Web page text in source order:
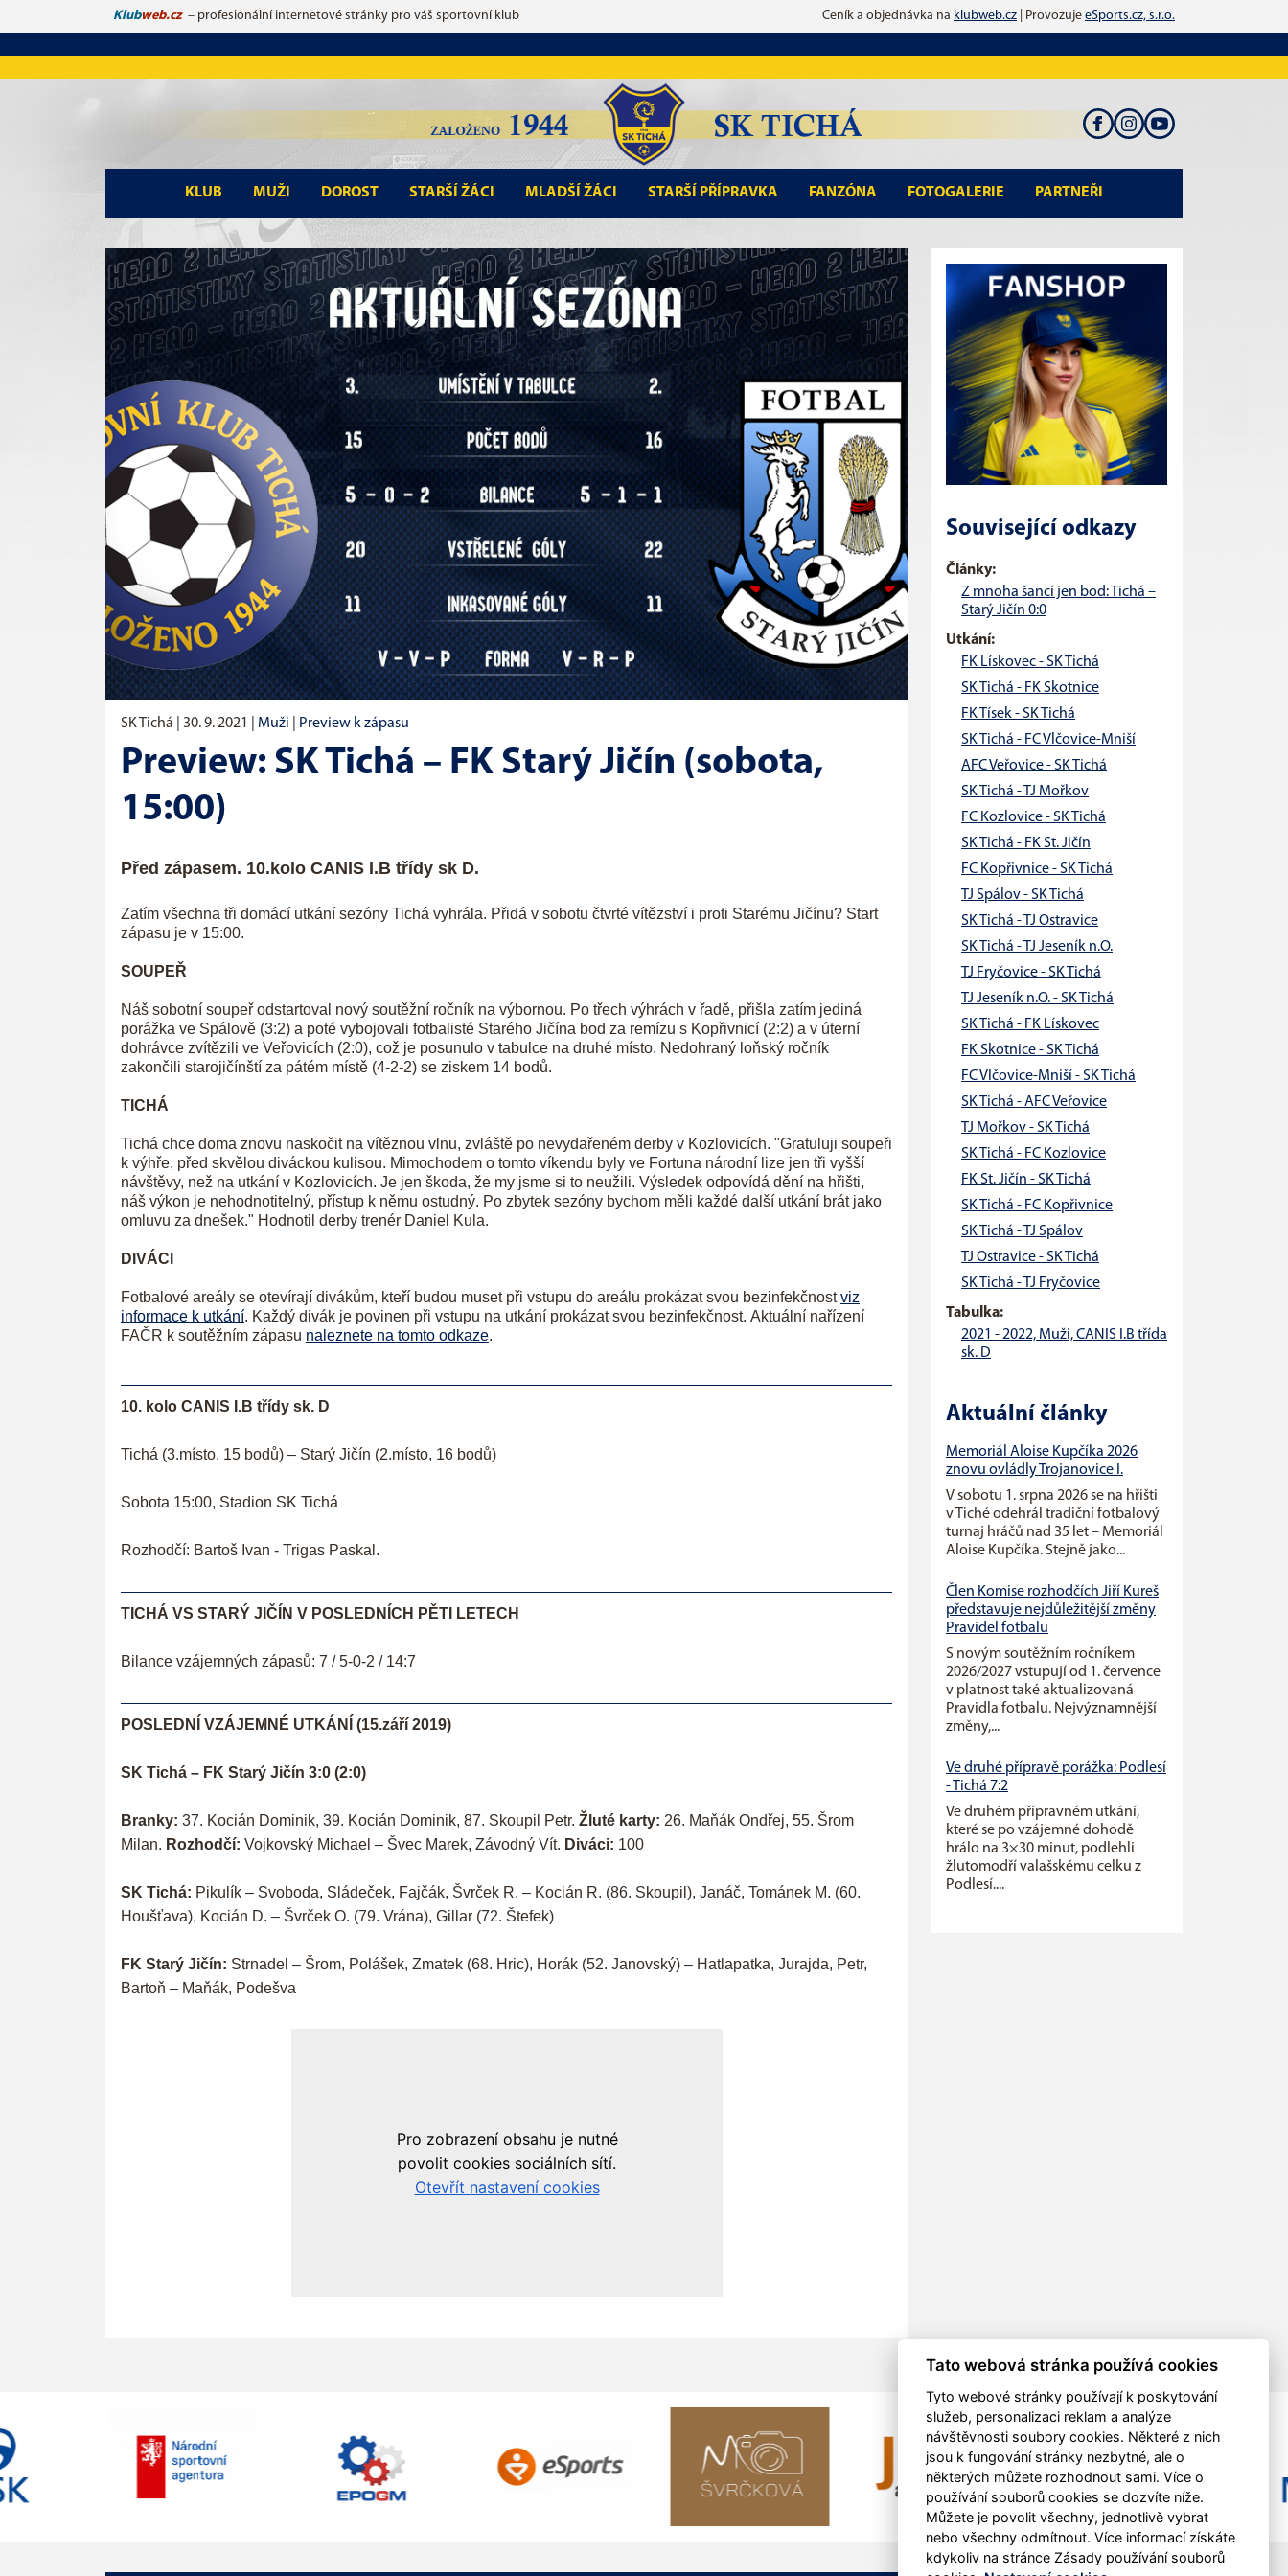
Klubweb.cz – profesionální internetové stránky pro váš sportovní klub Ceník a objednávka na klubweb.cz | Provozuje eSports.cz, s.r.o.
KLUB MUŽI DOROST STARŠÍ ŽÁCI MLADŠÍ ŽÁCI STARŠÍ PŘÍPRAVKA FANZÓNA FOTOGALERIE PARTNEŘI
SK Tichá | 30. 9. 2021 Muži Preview k zápasu
Preview: SK Tichá – FK Starý Jičín (sobota,
15:00)
Před zápasem. 10.kolo CANIS I.B třídy sk D.
Zatím všechna tři domácí utkání sezóny Tichá vyhrála. Přidá v sobotu čtvrté vítězství i proti Starému Jičínu? Start
zápasu je v 15:00.
SOUPEŘ
Náš sobotní soupeř odstartoval nový soutěžní ročník na výbornou. Po třech výhrách v řadě, přišla zatím jediná
porážka ve Spálově (3:2) a poté vybojovali fotbalisté Starého Jičína bod za remízu s Kopřivnicí (2:2) a v úterní
dohrávce zvítězili ve Veřovicích (2:0), což je posunulo v tabulce na druhé místo. Nedohraný loňský ročník
zakončili starojičínští za pátém místě (4-2-2) se ziskem 14 bodů.
TICHÁ
Tichá chce doma znovu naskočit na vítěznou vlnu, zvláště po nevydařeném derby v Kozlovicích. "Gratuluji soupeři
k výhře, před skvělou diváckou kulisou. Mimochodem o tomto víkendu byly ve Fortuna národní lize jen tři vyšší
návštěvy, než na utkání v Kozlovicích. Je jen škoda, že my jsme si to neužili. Výsledek odpovídá dění na hřišti,
náš výkon je nehodnotitelný, přístup k němu ostudný. Po zbytek sezóny bychom měli každé další utkání brát jako
omluvu za dnešek." Hodnotil derby trenér Daniel Kula.
DIVÁCI
Fotbalové areály se otevírají divákům, kteří budou muset při vstupu do areálu prokázat svou bezinfekčnostviz
informace k utkání. Každý divák je povinen při vstupu na utkání prokázat svou bezinfekčnost. Aktuální nařízení
FAČR k soutěžním zápasu naleznete na tomto odkaze.
10. kolo CANIS I.B třídy sk. D
Tichá (3.místo, 15 bodů) – Starý Jičín (2.místo, 16 bodů)
Sobota 15:00, Stadion SK Tichá
Rozhodčí: Bartoš Ivan - Trigas Paskal.
TICHÁ VS STARÝ JIČÍN V POSLEDNÍCH PĚTI LETECH
Bilance vzájemných zápasů: 7 / 5-0-2 / 14:7
POSLEDNÍ VZÁJEMNÉ UTKÁNÍ (15.září 2019)
SK Tichá – FK Starý Jičín 3:0 (2:0)
Branky: 37. Kocián Dominik, 39. Kocián Dominik, 87. Skoupil Petr. Žluté karty: 26. Maňák Ondřej, 55. Šrom
Milan. Rozhodčí: Vojkovský Michael – Švec Marek, Závodný Vít. Diváci: 100
SK Tichá: Pikulík – Svoboda, Sládeček, Fajčák, Švrček R. – Kocián R. (86. Skoupil), Janáč, Tománek M. (60.
Houšťava), Kocián D. – Švrček O. (79. Vrána), Gillar (72. Štefek)
FK Starý Jičín: Strnadel – Šrom, Polášek, Zmatek (68. Hric), Horák (52. Janovský) – Hatlapatka, Jurajda, Petr,
Bartoň – Maňák, Podešva
Související odkazy
Články:
Z mnoha šancí jen bod: Tichá –
Starý Jičín 0:0
Utkání:
FK Lískovec - SK Tichá
SK Tichá - FK Skotnice
FK Tísek - SK Tichá
SK Tichá - FC Vlčovice-Mniší
AFC Veřovice - SK Tichá
SK Tichá - TJ Mořkov
FC Kozlovice - SK Tichá
SK Tichá - FK St. Jičín
FC Kopřivnice - SK Tichá
TJ Spálov - SK Tichá
SK Tichá - TJ Ostravice
SK Tichá - TJ Jeseník n.O.
TJ Fryčovice - SK Tichá
TJ Jeseník n.O. - SK Tichá
SK Tichá - FK Lískovec
FK Skotnice - SK Tichá
FC Vlčovice-Mniší - SK Tichá
SK Tichá - AFC Veřovice
TJ Mořkov - SK Tichá
SK Tichá - FC Kozlovice
FK St. Jičín - SK Tichá
SK Tichá - FC Kopřivnice
SK Tichá - TJ Spálov
TJ Ostravice - SK Tichá
SK Tichá - TJ Fryčovice
Tabulka:
2021 - 2022, Muži, CANIS I.B třída
sk. D
Aktuální články
Memoriál Aloise Kupčíka 2026
znovu ovládly Trojanovice I.
V sobotu 1. srpna 2026 se na hřišti
v Tiché odehrál tradiční fotbalový
turnaj hráčů nad 35 let – Memoriál
Aloise Kupčíka. Stejně jako...
Člen Komise rozhodčích Jiří Kureš
představuje nejdůležitější změny
Pravidel fotbalu
S novým soutěžním ročníkem
2026/2027 vstupují od 1. července
v platnost také aktualizovaná
Pravidla fotbalu. Nejvýznamnější
změny,...
Ve druhé přípravě porážka: Podlesí
- Tichá 7:2
Ve druhém přípravném utkání,
které se po vzájemné dohodě
hrálo na 3×30 minut, podlehli
žlutomodří valašskému celku z
Podlesí....
Tato webová stránka používá cookies
Tyto webové stránky používají k poskytování
služeb, personalizaci reklam a analýze
návštěvnosti soubory cookies. Některé z nich
jsou k fungování stránky nezbytné, ale o
některých můžete rozhodnout sami. Více o
používání souborů cookies se dozvíte níže.
Můžete je povolit všechny, jednotlivě vybrat
nebo všechny odmítnout. Více informací získáte
kdykoliv na stránce Zásady používání souborů